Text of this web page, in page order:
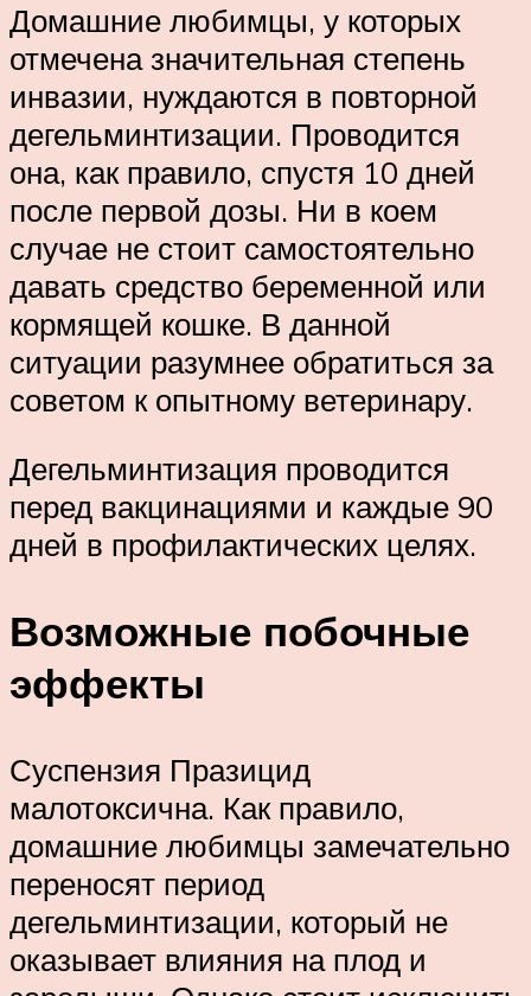
Домашние любимцы, у которых
отмечена значительная степень
инвазии, нуждаются в повторной
дегельминтизации. Проводится
она, как правило, спустя 10 дней
после первой дозы. Ни в коем
случае не стоит самостоятельно
давать средство беременной или
кормящей кошке. В данной
ситуации разумнее обратиться за
советом к опытному ветеринару.
Дегельминтизация проводится
перед вакцинациями и каждые 90
дней в профилактических целях.
Возможные побочные
эффекты
Суспензия Празицид
малотоксична. Как правило,
домашние любимцы замечательно
переносят период
дегельминтизации, который не
оказывает влияния на плод и